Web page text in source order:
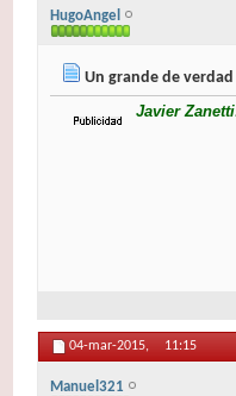
HugoAngel
Un grande de verdad
Javier
04-mar-2015, 11:15
Manuel321